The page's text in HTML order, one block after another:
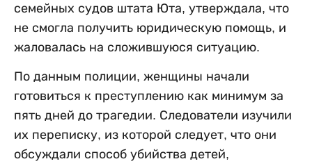
семейных судов штата Юта, утверждала, что
не смогла получить юридическую помощь, и
жаловалась на сложившуюся ситуацию.
По данным полиции, женщины начали
готовиться к преступлению как минимум за
пять дней до трагедии. Следователи изучили
их переписку, из которой следует, что они
обсуждали способ убийства детей,